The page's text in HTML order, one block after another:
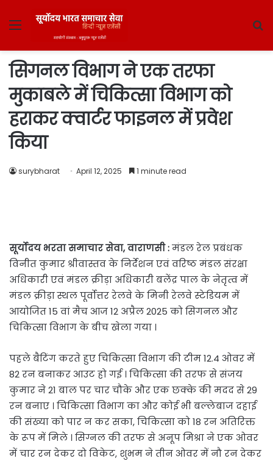
Menu
सिगनल विभाग ने एक तरफा
मुकाबले में चिकित्सा विभाग को
हराकर क्वार्टर फाइनल में प्रवेश
किया
surybharat April 12, 2025 1 minute read
सूर्योदय भरता समाचार सेवा, वाराणसी :मंडल रेल प्रबंधक
विनीत कुमार श्रीवास्तव के निर्देशन एवं वरिष्ठ मंडल संरक्षा
अधिकारी एवं मंडल क्रीड़ा अधिकारी बलेंद्र पाल के नेतृत्व में
मंडल क्रीड़ा स्थल पूर्वोत्तर रेलवे के मिनी रेलवे स्टेडियम में
आयोजित 15 वां मैच आज 12 अप्रैल 2025 को सिगनल और
चिकित्सा विभाग के बीच खेला गया ।
पहले बैटिंग करते हुए चिकित्सा विभाग की टीम 12.4 ओवर में
82 रन बनाकर आउट हो गई । चिकित्सा की तरफ से संजय
कुमार ने 21 बाल पर चार चौके और एक छक्के की मदद से 29
रन बनाए । चिकित्सा विभाग का और कोई भी बल्लेबाज दहाई
की संख्या को पार न कर सका, चिकित्सा को 18 रन अतिरिक्त
के रूप में मिले । सिग्नल की तरफ से अनूप मिश्रा ने एक ओवर
में चार रन देकर दो विकेट, शुभम ने तीन ओवर में नौ रन देकर